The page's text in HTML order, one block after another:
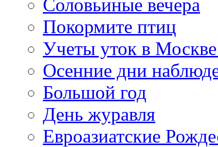
Соловьиные вечера
Покормите птиц
Учеты уток в
Осенние дни
Большой год
День журавля
Евроазиатские